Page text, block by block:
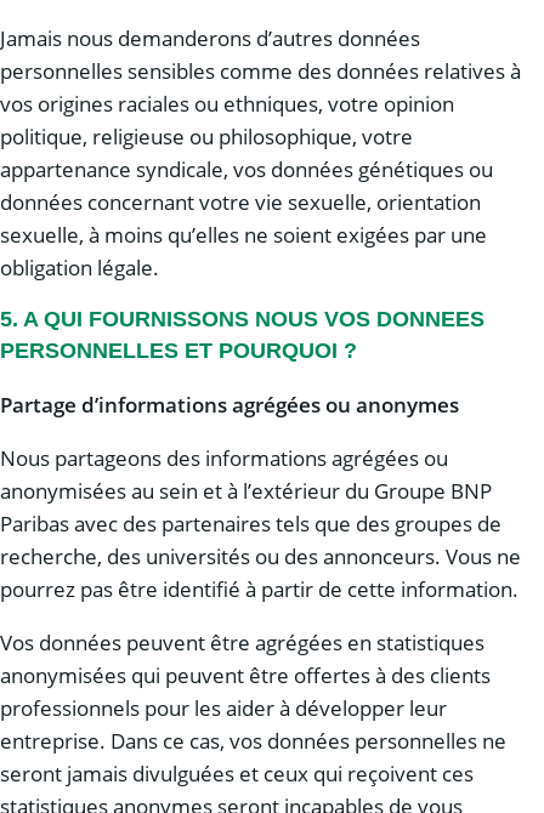
Jamais nous demanderons d’autres données
personnelles sensibles comme des données relatives à
vos origines raciales ou ethniques, votre opinion
politique, religieuse ou philosophique, votre
appartenance syndicale, vos données génétiques ou
données concernant votre vie sexuelle, orientation
sexuelle, à moins qu’elles ne soient exigées par une
obligation légale.
5. A QUI FOURNISSONS NOUS VOS DONNEES
PERSONNELLES ET POURQUOI ?
Partage d’informations agrégées ou anonymes
Nous partageons des informations agrégées ou
anonymisées au sein et à l’extérieur du Groupe BNP
Paribas avec des partenaires tels que des groupes de
recherche, des universités ou des annonceurs. Vous ne
pourrez pas être identifié à partir de cette information.
Vos données peuvent être agrégées en statistiques
anonymisées qui peuvent être offertes à des clients
professionnels pour les aider à développer leur
entreprise. Dans ce cas, vos données personnelles ne
seront jamais divulguées et ceux qui reçoivent ces
statistiques anonymes seront incapables de vous